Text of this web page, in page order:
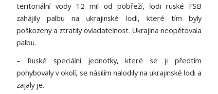
teritoriální vody 12 mil od pobřeží, lodi ruské FSB
zahájily palbu na ukrajinské lodi, které tím byly
poškozeny a ztratily ovladatelnost. Ukrajina neopětovala
palbu.
– Ruské speciální jednotky, které se ji předtím
pohybovaly v okolí, se násilím nalodily na ukrajinské lodi a
zajaly je.